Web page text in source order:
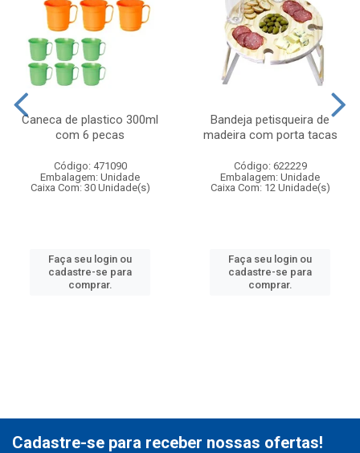
Caneca de plastico 300ml
com 6 pecas
Código: 471090
Embalagem: Unidade
Caixa Com: 30 Unidade(s)
Faça seu login ou
cadastre-se para
comprar.
Bandeja petisqueira de
madeira com porta tacas
Código: 622229
Embalagem: Unidade
Caixa Com: 12 Unidade(s)
Faça seu login ou
cadastre-se para
comprar.
Cadastre-se para receber nossas ofertas!